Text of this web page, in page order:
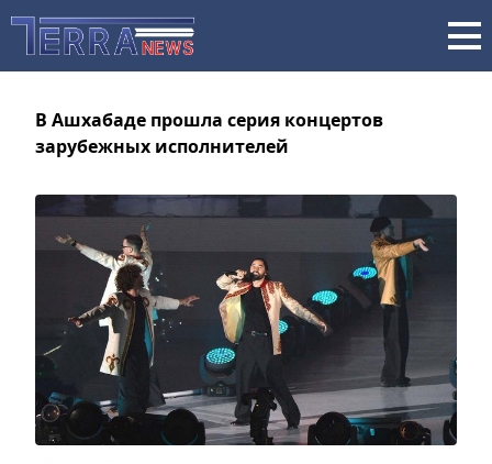
В Ашхабаде прошла серия концертов
зарубежных исполнителей